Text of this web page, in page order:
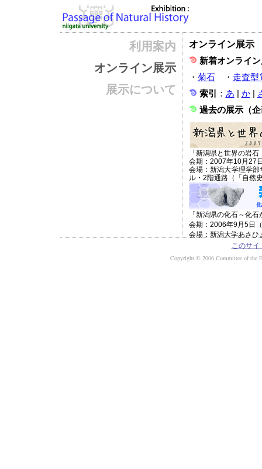
利用案内
オンライン展示
展示について
オンライン展示
新着オンライ
・ 菊石・ 走査型
索引
： あ | か|
過去の展示（
「新潟県と世界の岩
会期：2007年10月27
会場：新潟大学理学
ル・2階通路（「自然
「新潟県の化石～化
会期：2006年9月5日
会場：新潟大学あさひ
このサイ
Copyright © 2006 Committee of the